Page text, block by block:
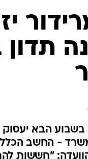
בשבוע הבא
- החשב
"חששות